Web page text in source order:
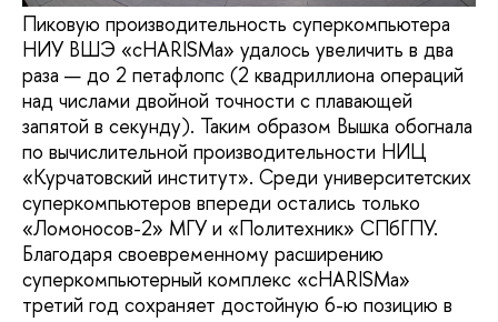
Пиковую производительность суперкомпьютера
НИУ ВШЭ «cHARISMa» удалось увеличить в два
раза — до 2 петафлопс (2 квадриллиона операций
над числами двойной точности с плавающей
запятой в секунду). Таким образом Вышка обогнала
по вычислительной производительности НИЦ
«Курчатовский институт». Среди университетских
суперкомпьютеров впереди остались только
«Ломоносов-2» МГУ и «Политехник» СПбГПУ.
Благодаря своевременному расширению
суперкомпьютерный комплекс «cHARISMa»
третий год сохраняет достойную 6-ю позицию в